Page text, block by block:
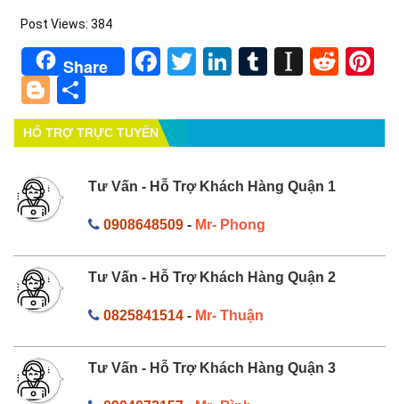
Post Views: 384
Share Facebook
TwitterLinkedIn
Tumblr
Blogger
HỔ TRỢ TRỰC TUYẾN
Tư Vấn - Hỗ Trợ Khách Hàng Quận 1
0908648509- Mr- Phong
Tư Vấn - Hỗ Trợ Khách Hàng Quận 2
0825841514- Mr- Thuận
Tư Vấn - Hỗ Trợ Khách Hàng Quận 3